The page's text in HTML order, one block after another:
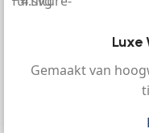
Luxe
Gemaakt van